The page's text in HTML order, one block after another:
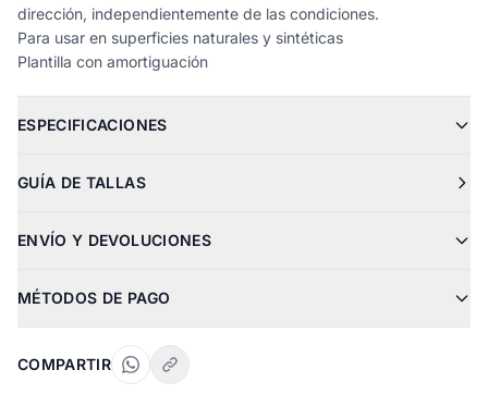
dirección, independientemente de las condiciones.
Para usar en superficies naturales y sintéticas
Plantilla con amortiguación
ESPECIFICACIONES
GUÍA DE TALLAS
ENVÍO Y DEVOLUCIONES
MÉTODOS DE PAGO
COMPARTIR